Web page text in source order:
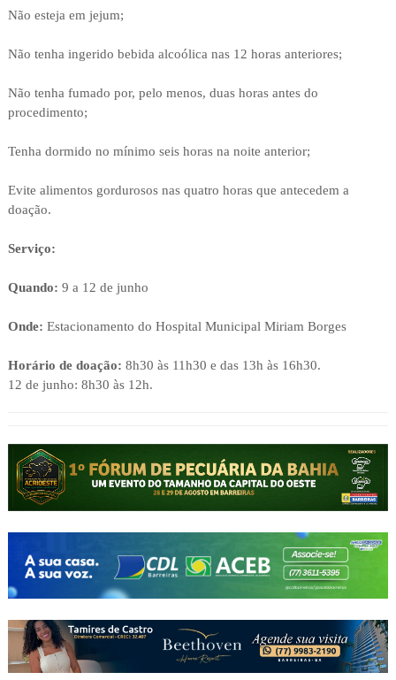
Não esteja em jejum;
Não tenha ingerido bebida alcoólica nas 12 horas anteriores;
Não tenha fumado por, pelo menos, duas horas antes do
procedimento;
Tenha dormido no mínimo seis horas na noite anterior;
Evite alimentos gordurosos nas quatro horas que antecedem a
doação.
Serviço:
Quando: 9 a 12 de junho
Onde: Estacionamento do Hospital Municipal Miriam Borges
Horário de doação: 8h30 às 11h30 e das 13h às 16h30.
12 de junho: 8h30 às 12h.